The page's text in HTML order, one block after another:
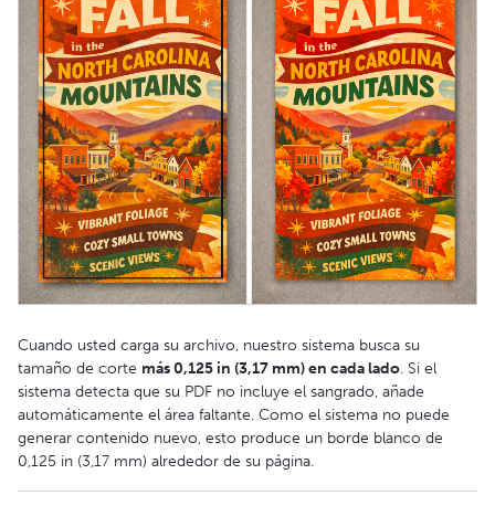
Cuando usted carga su archivo, nuestro sistema busca su
tamaño de corte más 0,125 in (3,17 mm) en cada lado. Si el
sistema detecta que su PDF no incluye el sangrado, añade
automáticamente el área faltante. Como el sistema no puede
generar contenido nuevo, esto produce un borde blanco de
0,125 in (3,17 mm) alrededor de su página.